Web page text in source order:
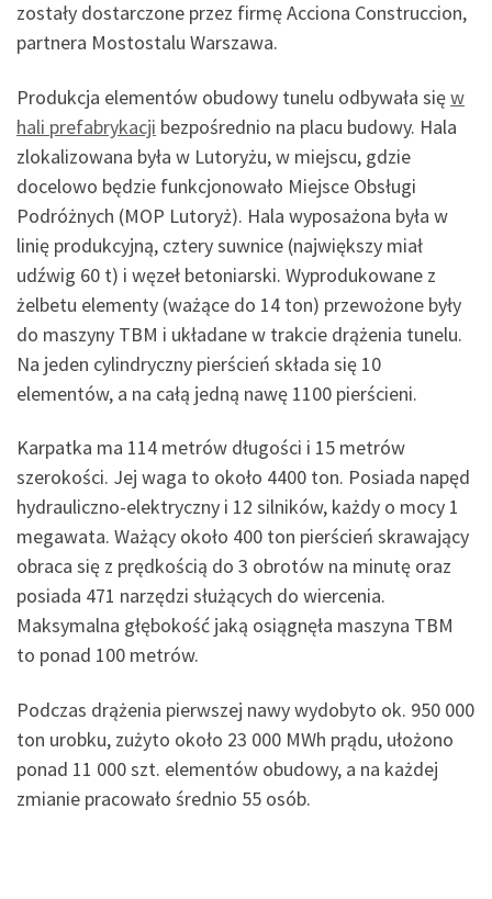
zostały dostarczone przez firmę Acciona Construccion,
partnera Mostostalu Warszawa.
Produkcja elementów obudowy tunelu odbywała sięw
hali prefabrykacji bezpośrednio na placu budowy. Hala
zlokalizowana była w Lutoryżu, w miejscu, gdzie
docelowo będzie funkcjonowało Miejsce Obsługi
Podróżnych (MOP Lutoryż). Hala wyposażona była w
linię produkcyjną, cztery suwnice (największy miał
udźwig 60 t) i węzeł betoniarski. Wyprodukowane z
żelbetu elementy (ważące do 14 ton) przewożone były
do maszyny TBM i układane w trakcie drążenia tunelu.
Na jeden cylindryczny pierścień składa się 10
elementów, a na całą jedną nawę 1100 pierścieni.
Karpatka ma 114 metrów długości i 15 metrów
szerokości. Jej waga to około 4400 ton. Posiada napęd
hydrauliczno-elektryczny i 12 silników, każdy o mocy 1
megawata. Ważący około 400 ton pierścień skrawający
obraca się z prędkością do 3 obrotów na minutę oraz
posiada 471 narzędzi służących do wiercenia.
Maksymalna głębokość jaką osiągnęła maszyna TBM
to ponad 100 metrów.
Podczas drążenia pierwszej nawy wydobyto ok. 950 000
ton urobku, zużyto około 23 000 MWh prądu, ułożono
ponad 11 000 szt. elementów obudowy, a na każdej
zmianie pracowało średnio 55 osób.